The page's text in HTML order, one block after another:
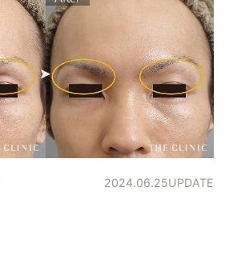
2024.06.25UPDATE